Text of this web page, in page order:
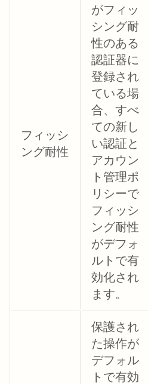
フィッシ
ング耐性
がフィッ
シング耐
性のある
認証器に
登録され
ている場
合、すべ
ての新し
い認証と
アカウン
ト管理ポ
リシーで
フィッシ
ング耐性
がデフォ
ルトで有
効化され
ます。
保護され
た操作が
デフォル
トで有効